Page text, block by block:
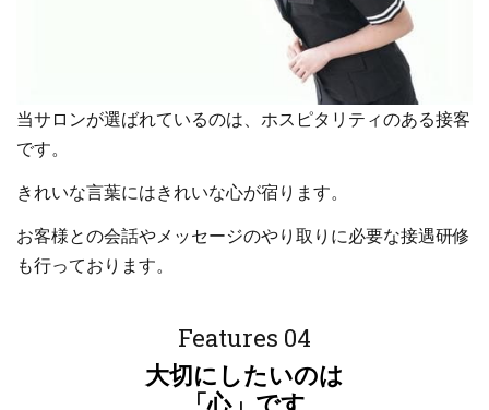
当サロンが選ばれているのは、ホスピタリティのある接客
です。
きれいな言葉にはきれいな心が宿ります。
お客様との会話やメッセージのやり取りに必要な接遇研修
も行っております。
Features 04
大切にしたいのは
「心」です